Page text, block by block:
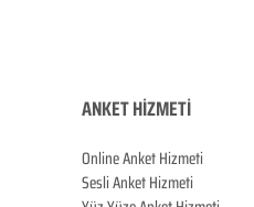
ANKET HİZMETİ
Online Anket Hizmeti
Sesli Anket Hizmeti